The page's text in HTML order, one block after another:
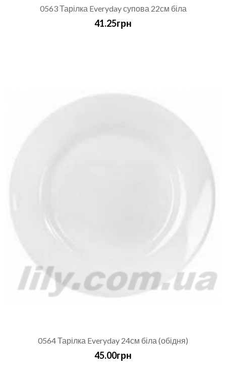
0563 Тарілка Everyday супова 22см біла
41.25грн
0564 Тарілка Everyday 24см біла (обідня)
45.00грн